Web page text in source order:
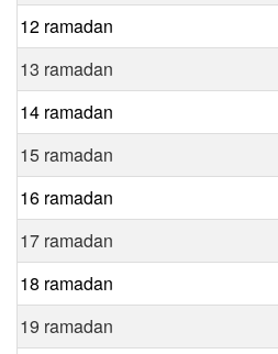
12 ramadan
13 ramadan
14 ramadan
15 ramadan
16 ramadan
17 ramadan
18 ramadan
19 ramadan